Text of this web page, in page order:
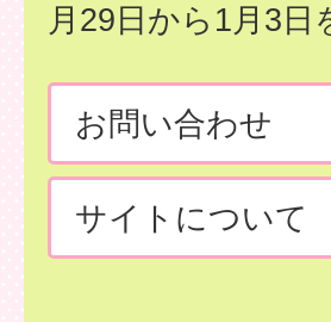
月29日から1月3
お問い合わせ
サイトについて